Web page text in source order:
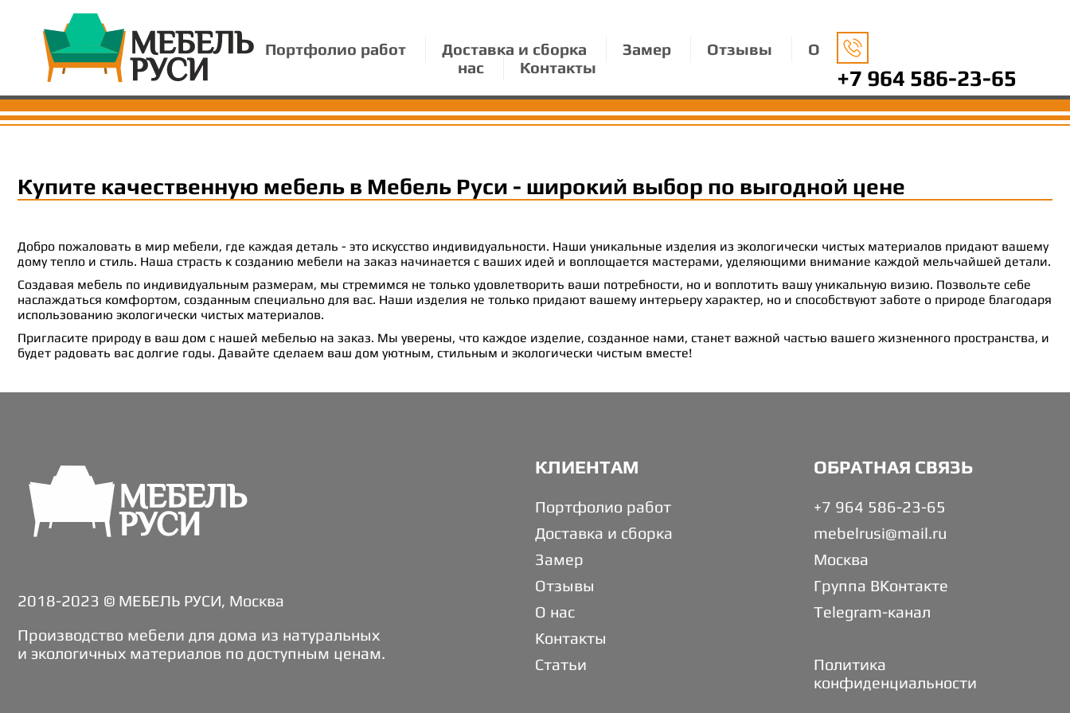
Портфолио работ Доставка и сборка Замер Отзывы
О
нас
Контакты +7 964 586-23-65
Купите качественную мебель в Мебель Руси - широкий выбор по выгодной цене
Добро пожаловать в мир мебели, где каждая деталь - это искусство индивидуальности. Наши уникальные изделия из экологически чистых материалов придают вашему
дому тепло и стиль. Наша страсть к созданию мебели на заказ начинается с ваших идей и воплощается мастерами, уделяющими внимание каждой мельчайшей детали.
Создавая мебель по индивидуальным размерам, мы стремимся не только удовлетворить ваши потребности, но и воплотить вашу уникальную визию. Позвольте себе
наслаждаться комфортом, созданным специально для вас. Наши изделия не только придают вашему интерьеру характер, но и способствуют заботе о природе благодаря
использованию экологически чистых материалов.
Пригласите природу в ваш дом с нашей мебелью на заказ. Мы уверены, что каждое изделие, созданное нами, станет важной частью вашего жизненного пространства, и
будет радовать вас долгие годы. Давайте сделаем ваш дом уютным, стильным и экологически чистым вместе!
2018-2023 © МЕБЕЛЬ РУСИ, Москва
Производство мебели для дома из натуральных
и экологичных материалов по доступным ценам.
КЛИЕНТАМ
Портфолио работ
Доставка и сборка
Замер
Отзывы
О нас
Контакты
Статьи
ОБРАТНАЯ СВЯЗЬ
+7 964 586-23-65
mebelrusi@mail.ru
Москва
Группа ВКонтакте
Telegram-канал
Политика
конфиденциальности